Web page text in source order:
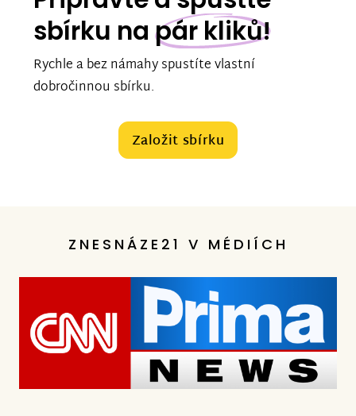
sbírku na pár kliků!
Rychle a bez námahy spustíte vlastní
dobročinnou sbírku.
Založit sbírku
ZNESNÁZE21 V MÉDIÍCH